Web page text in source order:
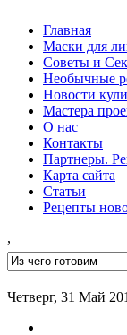
Главная
Маски для
Советы и
Необычные
Новости
Мастера
О нас
Контакты
Партнеры.
Карта сайта
Статьи
Рецепты
,
Четверг, 31 Май